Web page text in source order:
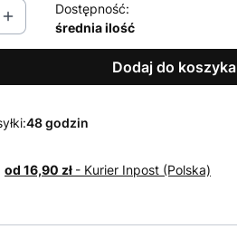
Dostępność:
średnia ilość
Dodaj do koszyka
48 godzin
od 16,90 zł - Kurier Inpost (Polska)